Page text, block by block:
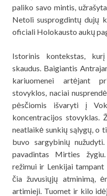
paliko savo mintis,
Netoli susprogdintų dujų
oficiali Holokausto aukų
Istorinis kontekstas,
skaudus. Baigiantis
kariuomenei artėjant
stovyklos, naciai
pėsčiomis išvaryti į
koncentracijos stovyklas.
neatlaikė sunkių sąlygų, o
buvo sargybinių
pavadintas Mirties
režimui ir Lenkijai tampant
čia žuvusiųjų atminimą,
artimieji. Tuomet ir kilo